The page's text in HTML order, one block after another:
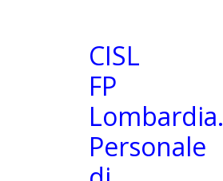
CISL
FP
Lombardia.
Personale